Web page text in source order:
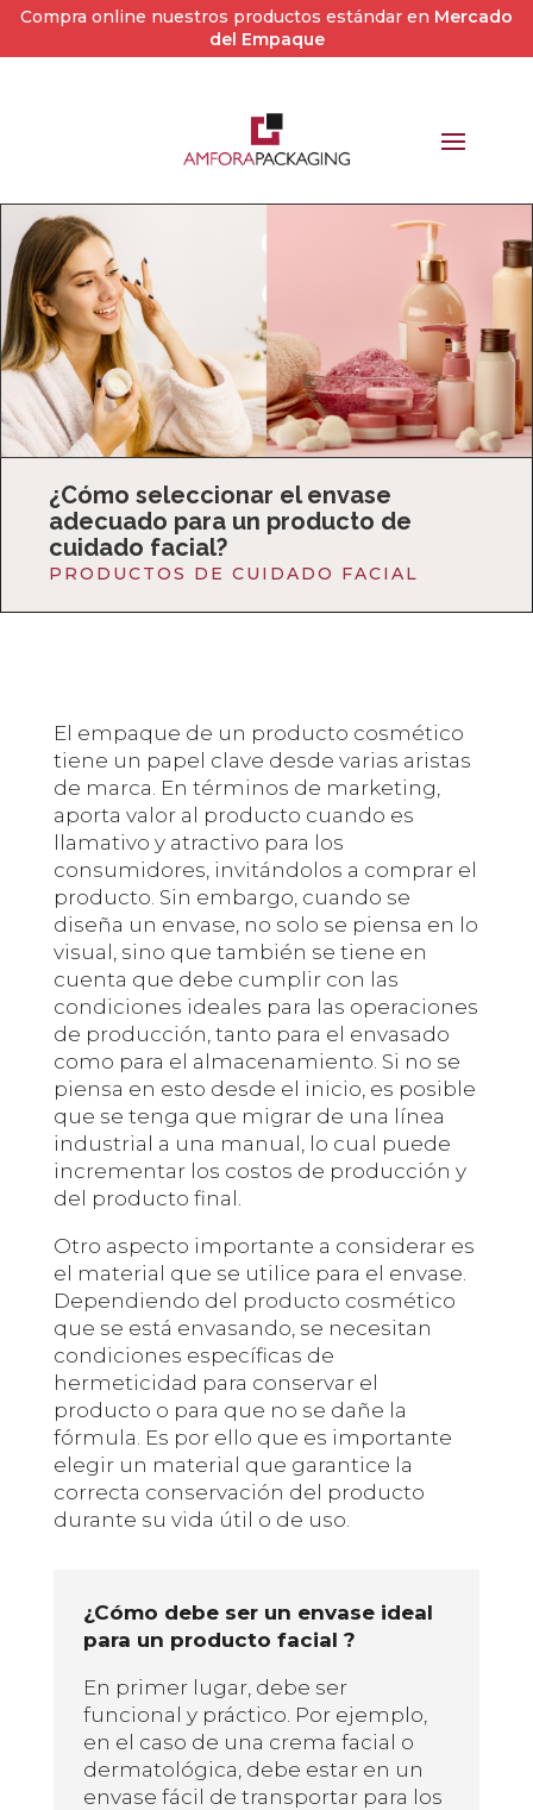
Compra online nuestros productos estándar en Mercado
del Empaque
¿Cómo seleccionar el envase
adecuado para un producto de
cuidado facial?
PRODUCTOS DE CUIDADO FACIAL
El empaque de un producto cosmético
tiene un papel clave desde varias aristas
de marca. En términos de marketing,
aporta valor al producto cuando es
llamativo y atractivo para los
consumidores, invitándolos a comprar el
producto. Sin embargo, cuando se
diseña un envase, no solo se piensa en lo
visual, sino que también se tiene en
cuenta que debe cumplir con las
condiciones ideales para las operaciones
de producción, tanto para el envasado
como para el almacenamiento. Si no se
piensa en esto desde el inicio, es posible
que se tenga que migrar de una línea
industrial a una manual, lo cual puede
incrementar los costos de producción y
del producto final.
Otro aspecto importante a considerar es
el material que se utilice para el envase.
Dependiendo del producto cosmético
que se está envasando, se necesitan
condiciones específicas de
hermeticidad para conservar el
producto o para que no se dañe la
fórmula. Es por ello que es importante
elegir un material que garantice la
correcta conservación del producto
durante su vida útil o de uso.
¿Cómo debe ser un envase ideal
para un producto facial ?
En primer lugar, debe ser
funcional y práctico. Por ejemplo,
en el caso de una crema facial o
dermatológica, debe estar en un
envase fácil de transportar para los